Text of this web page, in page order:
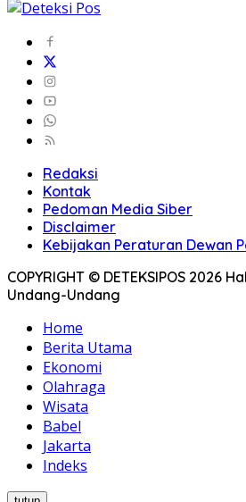
Redaksi
Kontak
Pedoman Media Siber
Disclaimer
Kebijakan Peraturan Dewan
COPYRIGHT © DETEKSIPOS 2026
Undang-Undang
Home
Berita Utama
Ekonomi
Olahraga
Wisata
Babel
Jakarta
Indeks